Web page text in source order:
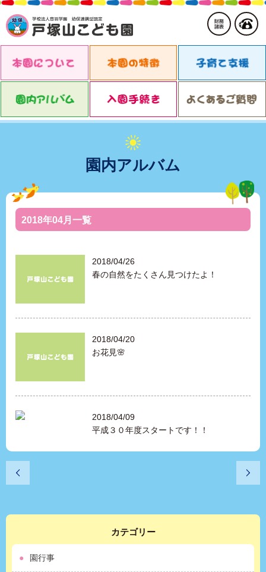
園内アルバム
2018年04月一覧
2018/04/26
春の自然をたくさん見つけたよ！
2018/04/20
お花見🌸
2018/04/09
平成３０年度スタートです！！
カテゴリー
園行事